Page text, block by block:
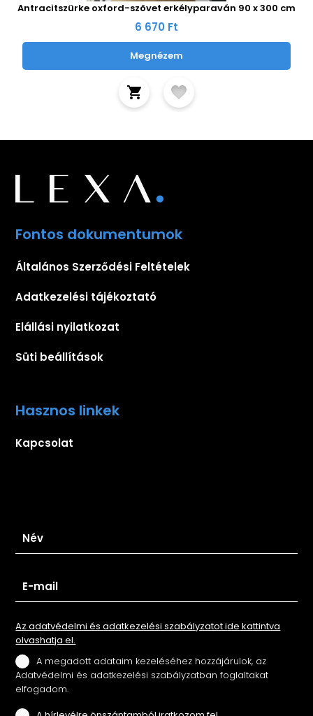
Antracitszürke oxford-szövet erkélyparaván 90 x 300 cm
6 670 Ft
Megnézem
Fontos dokumentumok
Általános Szerződési Feltételek
Adatkezelési tájékoztató
Elállási nyilatkozat
Süti beállítások
Hasznos linkek
Kapcsolat
Az adatvédelmi és adatkezelési szabályzatot ide kattintva
olvashatja el.
A megadott adataim kezeléséhez hozzájárulok, az
Adatvédelmi és adatkezelési szabályzatban foglaltakat
elfogadom.